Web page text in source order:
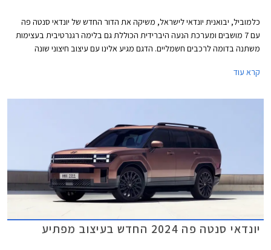
כלמוביל, יבואנית יונדאי לישראל, משיקה את הדור החדש של יונדאי סנטה פה
עם 7 מושבים ומערכת הנעה היברידית הכוללת גם בלימה רגנרטיבית בעצימות
משתנה בדומה לרכבים חשמליים. הדגם מגיע אלינו עם עיצוב חיצוני שונה
משמעותיים בתחומי האבזור, העיצוב, והמרווח הפנימי.
קרא עוד
יונדאי סנטה פה 2024 החדש בעיצוב מפתיע